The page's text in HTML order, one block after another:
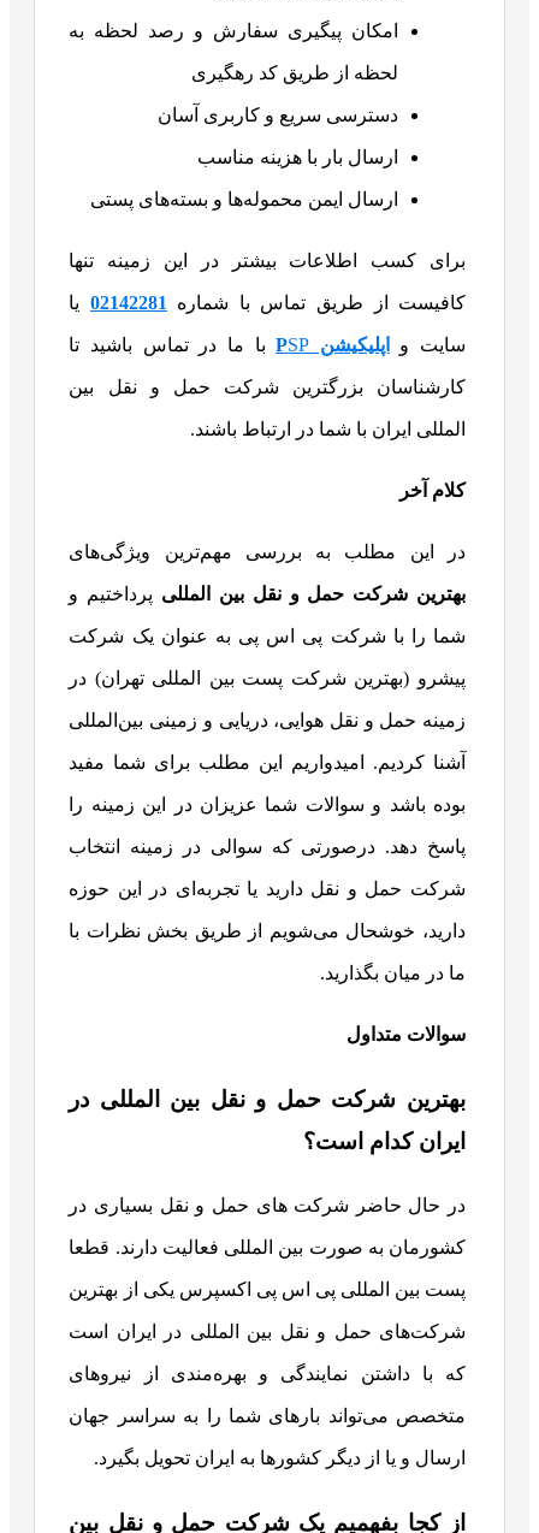
امکان پیگیری سفارش و رصد لحظه به
لحظه از طریق کد رهگیری
دسترسی سریع و کاربری آسان
ارسال بار با هزینه مناسب
ارسال ایمن محموله‌ها و بسته‌های پستی
برای کسب اطلاعات بیشتر در این زمینه تنها
کافیست از طریق تماس با شماره 02142281 یا
سایت و اپلیکیشن P SP با ما در تماس باشید تا
کارشناسان بزرگترین شرکت حمل و نقل بین
المللی ایران با شما در ارتباط باشند.
کلام آخر
در این مطلب به بررسی مهم‌ترین ویژگی‌های
بهترین شرکت حمل و نقل بین المللی پرداختیم و
شما را با شرکت پی اس پی به عنوان یک شرکت
پیشرو (بهترین شرکت پست بین المللی تهران) در
زمینه حمل و نقل هوایی، دریایی و زمینی بین‌المللی
آشنا کردیم. امیدواریم این مطلب برای شما مفید
بوده باشد و سوالات شما عزیزان در این زمینه را
پاسخ دهد. درصورتی که سوالی در زمینه انتخاب
شرکت حمل و نقل دارید یا تجربه‌ای در این حوزه
دارید، خوشحال می‌شویم از طریق بخش نظرات با
ما در میان بگذارید.
سوالات متداول
بهترین شرکت حمل و نقل بین المللی در
ایران کدام است؟
در حال حاضر شرکت های حمل و نقل بسیاری در
کشورمان به صورت بین المللی فعالیت دارند. قطعا
پست بین المللی پی اس پی اکسپرس یکی از بهترین
شرکت‌های حمل و نقل بین المللی در ایران است
که با داشتن نمایندگی و بهره‌مندی از نیروهای
متخصص می‌تواند بارهای شما را به سراسر جهان
ارسال و یا از دیگر کشورها به ایران تحویل بگیرد.
از کجا بفهمیم یک شرکت حمل و نقل بین